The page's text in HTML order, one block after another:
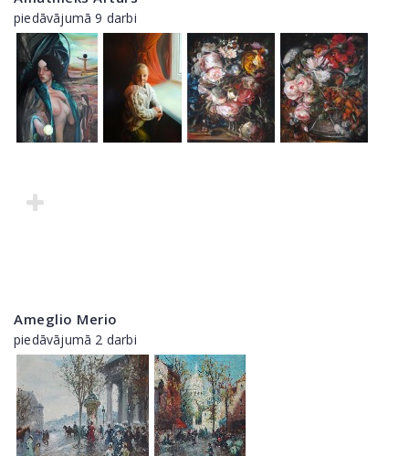
piedāvājumā 9 darbi
Ameglio Merio
piedāvājumā 2 darbi